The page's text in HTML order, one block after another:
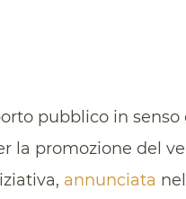
pubblico in
la promozione del
annunciata